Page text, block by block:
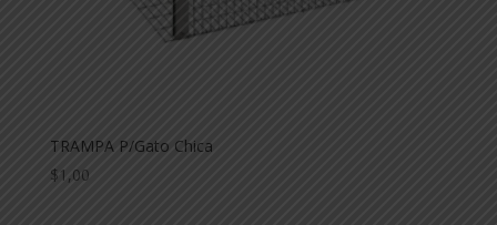
TRAMPA P/Gato Chica
$ 1,00